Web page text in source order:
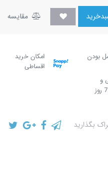
مقایسه
بودن
امکان خرید
اقساطی
و
مشاوره در 7 روز
بگذارید